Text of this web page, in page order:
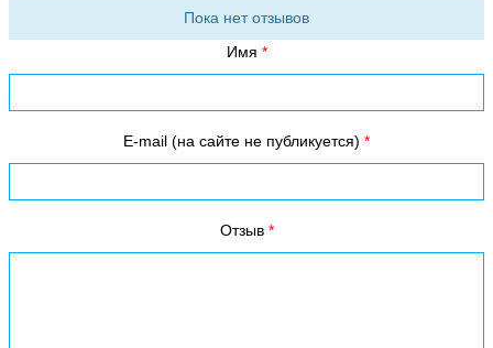
Пока нет отзывов
Имя
E-mail (на сайте не публикуется)
Отзыв